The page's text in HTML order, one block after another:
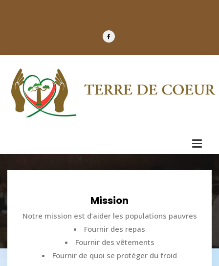
Accueil
Mission
Notre mission est d’aider les populations pauvres
Fournir des repas
Fournir des vêtements
Fournir de quoi se protéger du froid